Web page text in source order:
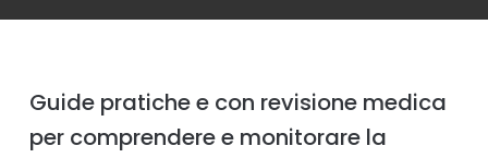
Guide pratiche e con revisione medica
per comprendere e monitorare la